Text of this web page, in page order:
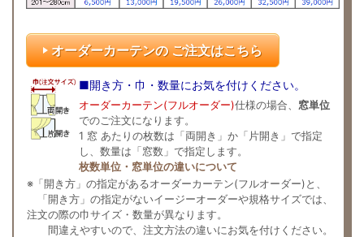
オーダーカーテンの ご注文はこちら
■開き方・巾・数量にお気を付けください。
オーダーカーテン(フルオーダー)仕様の場合、 窓単位
でのご注文になります。
1 窓 あたりの枚数は「両開き」か「片開き」で指定
し、数量は「窓数」で指定します。
枚数単位・窓単位の違いについて
※「開き方」の指定があるオーダーカーテン(フルオーダー)と、
「開き方」の指定がないイージーオーダーや規格サイズでは、
注文の際の巾サイズ・数量が異なります。
間違えやすいので、注文方法の違いにお気を付けください。